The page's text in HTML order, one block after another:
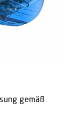
gemäß